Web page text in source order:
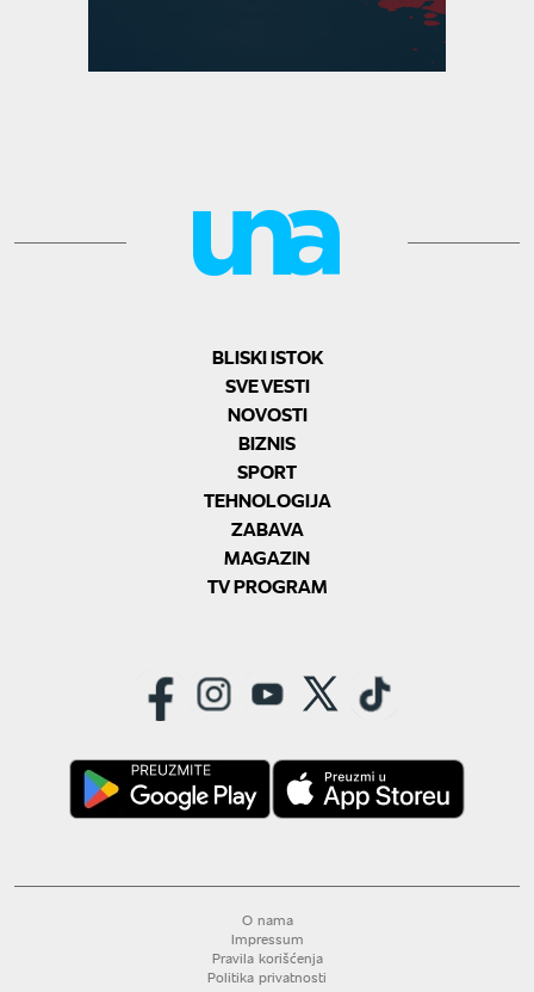
BLISKI ISTOK
SVE VESTI
NOVOSTI
BIZNIS
SPORT
TEHNOLOGIJA
ZABAVA
MAGAZIN
TV PROGRAM
O nama
Impressum
Pravila korišćenja
Politika privatnosti